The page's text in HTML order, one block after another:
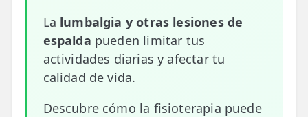
CONTACTO
☎️ 91 005 23 63
La lumbalgia y otras lesiones de
espalda pueden limitar tus
actividades diarias y afectar tu
calidad de vida.
Descubre cómo la fisioterapia puede